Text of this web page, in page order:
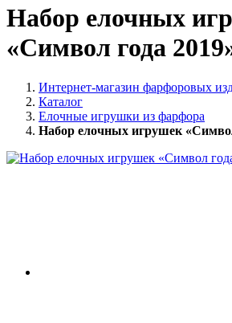
Набор елочных
«Символ года
Интернет-магазин фарфоровых
Каталог
Елочные игрушки из фарфора
Набор елочных игрушек